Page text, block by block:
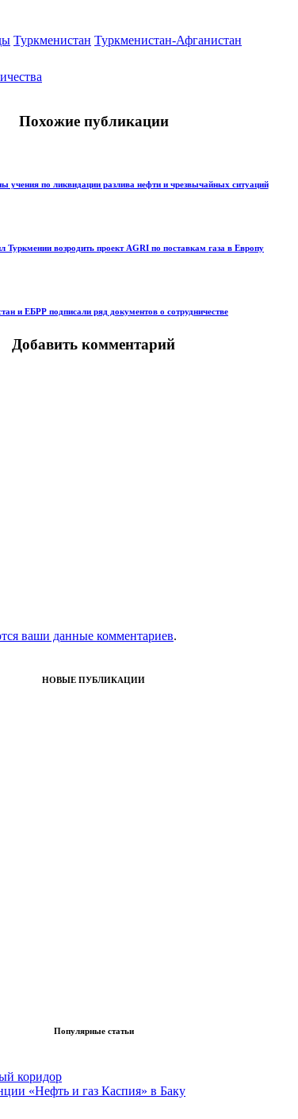
Туркменистан Туркменистан-Афганистан
Похожие публикации
учения по ликвидации разлива нефти и чрезвычайных ситуаций
Туркмении возродить проект AGRI по поставкам газа в Европу
и ЕБРР подписали ряд документов о сотрудничестве
Добавить комментарий
ваши данные комментариев.
НОВЫЕ ПУБЛИКАЦИИ
Популярные статьи
коридор
«Нефть и газ Каспия» в Баку